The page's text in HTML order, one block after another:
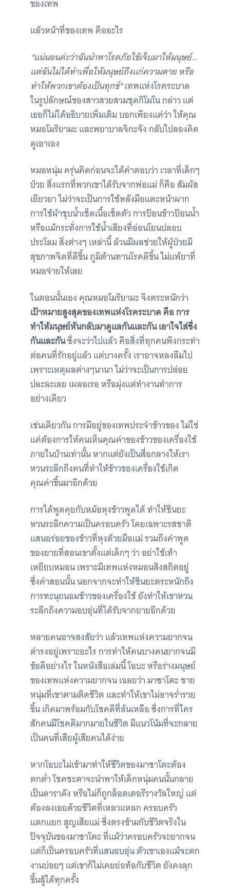
ของเทพ
แล้วหน้าที่ของเทพ คืออะไร
“แน่นอนค่ะว่าฉันนำพาโรคภัยไข้เจ็บมาให้มนุษย์…
แต่ฉันไม่ได้ทำเพื่อให้มนุษย์ถึงแก่ความตาย หรือ
ทำให้พวกเขาต้องเป็นทุกข์”เทพแห่งโรคระบาด
ในรูปลักษณ์ของสาวสวยสวมชุดกิโมโน กล่าว แต่
เธอก็ไม่ได้อธิบายเพิ่มเติม บอกเพียงแค่ว่า ให้คุณ
หมอโมริยามะ และพยาบาลจิกะจัง กลับไปลองคิด
ดูเอาเอง
หมอหนุ่ม ครุ่นคิดก่อนจะได้คำตอบว่า เวลาที่เด็กๆ
ป่วย สิ่งแรกที่พวกเขาได้รับจากพ่อแม่ ก็คือ สัมผัส
เยียวยา ไม่ว่าจะเป็นการใช้หลังมือแตะหน้าผาก
การใช้ผ้าชุบน้ำเช็ดเนื้อเช็ดตัว การป้อนข้าวป้อนน้ำ
หรือแม้กระทั่งการใช้น้ำเสียงที่อ่อนโยนปลอบ
ประโลม สิ่งต่างๆ เหล่านี้ ล้วนมีผลช่วยให้ผู้ป่วยมี
สุขภาพจิตที่ดีขึ้น ภูมิต้านทานโรคดีขึ้น ไม่แพ้ยาที่
หมอจ่ายให้เลย
ในตอนนั้นเอง คุณหมอโมริยามะ จึงตระหนักว่า
เป้าหมายสูงสุดของเทพแห่งโรคระบาด คือ การ
ทำให้มนุษย์หันกลับมาดูแลกันและกัน เอาใจใส่ซึ่ง
กันและกันซึ่งจะว่าไปแล้ว คือสิ่งที่ทุกคนพึงกระทำ
ต่อคนที่รักอยู่แล้ว แต่บางครั้ง เราอาจหลงลืมไป
เพราะเหตุผลต่างๆนานา ไม่ว่าจะเป็นการปล่อย
ปละละเลย เผลอเรอ หรือมุ่งแต่ทำงานทำการ
อย่างเดียว
เช่นเดียวกัน การมีอยู่ของเทพประจำข้าวของ ไม่ใช่
แค่ต้องการให้คนเห็นคุณค่าของข้าวของเครื่องใช้
ภายในบ้านเท่านั้น หากแต่ยังเป็นสื่อกลางให้เรา
หวนระลึกถึงคนที่ทำให้ข้าวของเครื่องใช้เกิด
คุณค่าขึ้นมาอีกด้วย
การได้พูดคุยกับหม้อหุงข้าวพูดได้ ทำให้ชินยะ
หวนระลึกความเป็นครอบครัว โดยเฉพาะรสชาติ
แสนอร่อยของข้าวที่หุงด้วยมือแม่ รวมถึงคำพูด
ของยายที่สอนเขาตั้งแต่เด็กๆ ว่า อย่าใช้เท้า
เหยียบหมอน เพราะมีเทพแห่งหมอนสิงสถิตอยู่
ซึ่งคำสอนนั้น นอกจากจะทำให้ชินยะตระหนักถึง
การทะนุถนอมข้าวของเครื่องใช้ ยังทำให้เขาหวน
ระลึกถึงความอบอุ่นที่ได้รับจากยายอีกด้วย
หลายคนอาจสงสัยว่า แล้วเทพแห่งความยากจน
ดำรงอยู่เพราะอะไร การทำให้คนบางคนยากจนมี
ข้อดีอย่างไร ในหนังสือเล่มนี้ โอบะ หรือร่างมนุษย์
ของเทพแห่งความยากจน เฉลยว่า มาซาโตะ ชาย
หนุ่มที่เขาตามติดชีวิต และทำให้เขาไม่อาจร่ำรวย
ขึ้น เกิดมาพร้อมกับโชคดีที่ล้นเหลือ ซึ่งการที่ใคร
สักคนมีโชคดีมากมายในชีวิต มีแนวโน้มที่จะกลาย
เป็นคนที่เสียผู้เสียคนได้ง่าย
หากโอบะไม่เข้ามาทำให้ชีวิตของมาซาโตะต้อง
ตกต่ำ โชคชะตาจะนำพาให้เด็กหนุ่มคนนั้นกลาย
เป็นดาราดัง หรือไม่ก็ถูกล็อตเตอรีรางวัลใหญ่ แต่
ต้องลงเอยด้วยชีวิตที่เหลวแหลก ครอบครัว
แตกแยก สูญเสียแม่ ซึ่งตรงข้ามกับชีวิตจริงใน
ปัจจุบันของมาซาโตะ ที่แม้ว่าครอบครัวจะยากจน
แต่ก็เป็นครอบครัวที่แสนอบอุ่น ตัวเขาเองแม้จะตก
งานบ่อยๆ แต่เขาก็ไม่เคยย่อท้อกับชีวิต ยังคงลุก
ขึ้นสู้ได้ทุกครั้ง